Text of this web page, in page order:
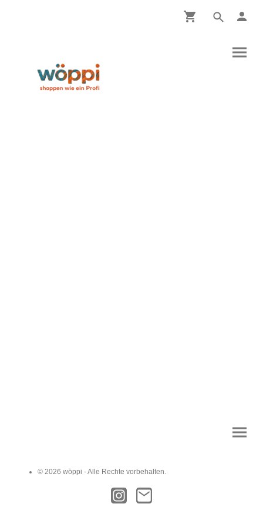
© 2026 wöppi - Alle Rechte vorbehalten.